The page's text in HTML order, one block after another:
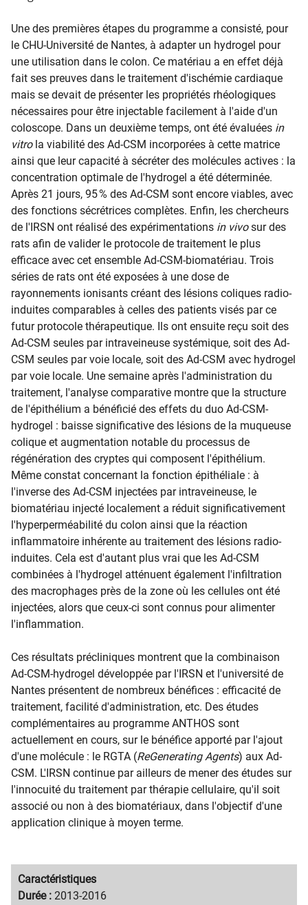
Une des premières étapes du programme a consisté, pour
le CHU-Université de Nantes, à adapter un hydrogel pour
une utilisation dans le colon. Ce matériau a en effet déjà
fait ses preuves dans le traitement d'ischémie cardiaque
mais se devait de présenter les propriétés rhéologiques
nécessaires pour être injectable facilement à l'aide d'un
coloscope. Dans un deuxième temps, ont été évaluées in
vitrola viabilité des Ad-CSM incorporées à cette matrice
ainsi que leur capacité à sécréter des molécules actives : la
concentration optimale de l'hydrogel a été déterminée.
Après 21 jours, 95 % des Ad-CSM sont encore viables, avec
des fonctions sécrétrices complètes. Enfin, les chercheurs
de l'IRSN ont réalisé des expérimentations in vivosur des
rats afin de valider le protocole de traitement le plus
efficace avec cet ensemble Ad-CSM-biomatériau. Trois
séries de rats ont été exposées à une dose de
rayonnements ionisants créant des lésions coliques radio-
induites comparables à celles des patients visés par ce
futur protocole thérapeutique. Ils ont ensuite reçu soit des
Ad-CSM seules par intraveineuse systémique, soit des Ad-
CSM seules par voie locale, soit des Ad-CSM avec hydrogel
par voie locale. Une semaine après l'administration du
traitement, l'analyse comparative montre que la structure
de l'épithélium a bénéficié des effets du duo Ad-CSM-
hydrogel : baisse significative des lésions de la muqueuse
colique et augmentation notable du processus de
régénération des cryptes qui composent l'épithélium.
Même constat concernant la fonction épithéliale : à
l'inverse des Ad-CSM injectées par intraveineuse, le
biomatériau injecté localement a réduit significativement
l'hyperperméabilité du colon ainsi que la réaction
inflammatoire inhérente au traitement des lésions radio-
induites. Cela est d'autant plus vrai que les Ad-CSM
combinées à l'hydrogel atténuent également l'infiltration
des macrophages près de la zone où les cellules ont été
injectées, alors que ceux-ci sont connus pour alimenter
l'inflammation.
Ces résultats précliniques montrent que la combinaison
Ad-CSM-hydrogel développée par l'IRSN et l'université de
Nantes présentent de nombreux bénéfices : efficacité de
traitement, facilité d'administration, etc. Des études
complémentaires au programme ANTHOS sont
actuellement en cours, sur le bénéfice apporté par l'ajout
d'une molécule : le RGTA (ReGenerating Agents) aux Ad-
CSM. L'IRSN continue par ailleurs de mener des études sur
l'innocuité du traitement par thérapie cellulaire, qu'il soit
associé ou non à des biomatériaux, dans l'objectif d'une
application clinique à moyen terme.
Migration
content
Caractéristiques
Migration
Durée : 2013-2016